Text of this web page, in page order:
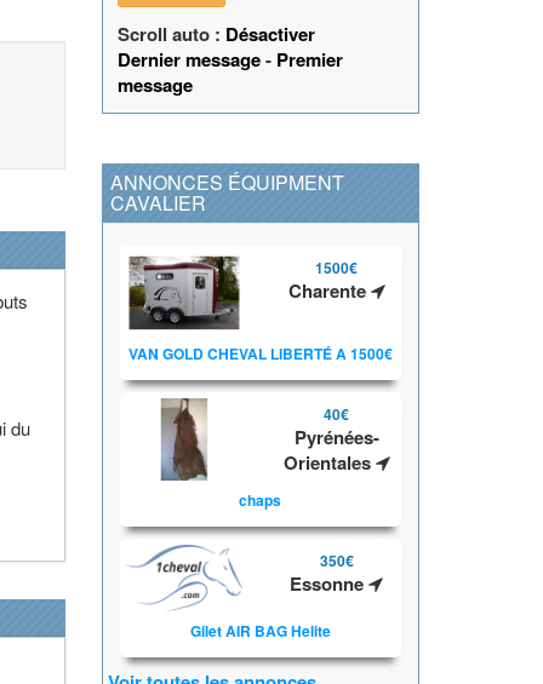
du
Scroll auto : Désactiver
Dernier message- Premier
message
ANNONCES ÉQUIPMENT
CAVALIER
1500€
Charente
VAN GOLD CHEVAL LIBERTÉ A 1500€
40€
Pyrénées-
Orientales
chaps
350€
Essonne
Gilet AIR BAG Helite